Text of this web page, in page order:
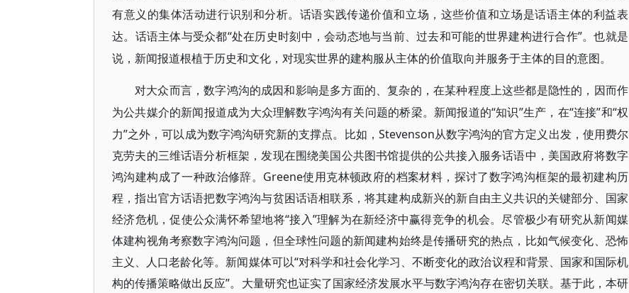
有意义的集体活动进行识别和分析。话语实践传递价值和立场，这些价值和立场是话语主体的利益表
达。话语主体与受众都“处在历史时刻中，会动态地与当前、过去和可能的世界建构进行合作”。也就是
说，新闻报道根植于历史和文化，对现实世界的建构服从主体的价值取向并服务于主体的目的意图。
对大众而言，数字鸿沟的成因和影响是多方面的、复杂的，在某种程度上这些都是隐性的，因而作
为公共媒介的新闻报道成为大众理解数字鸿沟有关问题的桥梁。新闻报道的“知识”生产，在“连接”和“权
力”之外，可以成为数字鸿沟研究新的支撑点。比如，Stevenson从数字鸿沟的官方定义出发，使用费尔
克劳夫的三维话语分析框架，发现在围绕美国公共图书馆提供的公共接入服务话语中，美国政府将数字
鸿沟建构成了一种政治修辞。Greene使用克林顿政府的档案材料，探讨了数字鸿沟框架的最初建构历
程，指出官方话语把数字鸿沟与贫困话语相联系，将其建构成新兴的新自由主义共识的关键部分、国家
经济危机，促使公众满怀希望地将“接入”理解为在新经济中赢得竞争的机会。尽管极少有研究从新闻媒
体建构视角考察数字鸿沟问题，但全球性问题的新闻建构始终是传播研究的热点，比如气候变化、恐怖
主义、人口老龄化等。新闻媒体可以“对科学和社会化学习、不断变化的政治议程和背景、国家和国际机
构的传播策略做出反应”。大量研究也证实了国家经济发展水平与数字鸿沟存在密切关联。基于此，本研